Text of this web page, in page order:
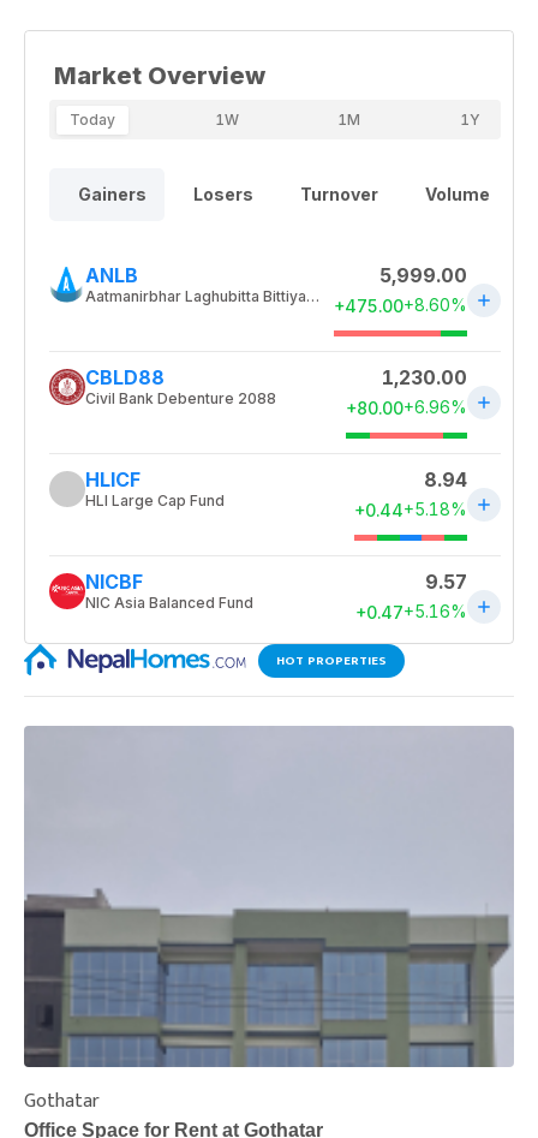
HOT PROPERTIES
Gothatar
Office Space for Rent at Gothatar